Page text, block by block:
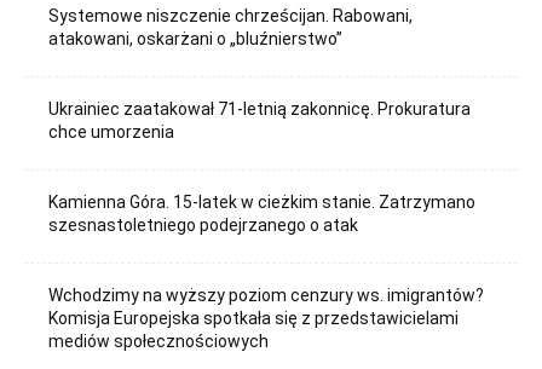
Systemowe niszczenie chrześcijan. Rabowani,
atakowani, oskarżani o „bluźnierstwo”
Ukrainiec zaatakował 71-letnią zakonnicę. Prokuratura
chce umorzenia
Kamienna Góra. 15-latek w cieżkim stanie. Zatrzymano
szesnastoletniego podejrzanego o atak
Wchodzimy na wyższy poziom cenzury ws. imigrantów?
Komisja Europejska spotkała się z przedstawicielami
mediów społecznościowych